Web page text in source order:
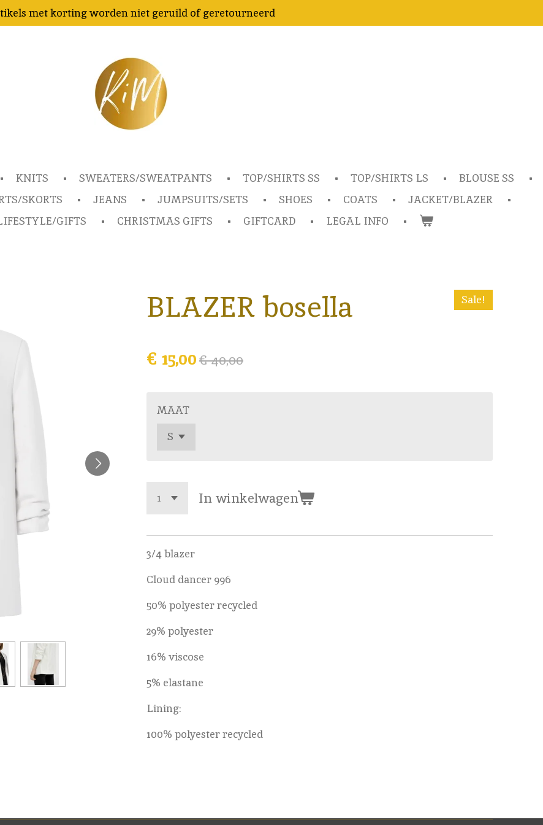
met korting worden niet geruild of geretourneerd
KNITS SWEATERS/SWEATPANTS TOP/SHIRTS SS TOP/SHIRTS LS
BLOUSE SS
SKORTS JEANS JUMPSUITS/SETS SHOES COATS
JACKET/BLAZER
GIFTS CHRISTMAS GIFTS GIFTCARD LEGAL INFO
BLAZER bosella Sale!
€ 15,00€ 40,00
MAAT
In winkelwagen
3/4 blazer
Cloud dancer 996
50% polyester recycled
29% polyester
16% viscose
5% elastane
Lining:
100% polyester recycled